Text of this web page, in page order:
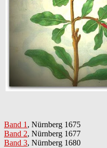
Band 1 , Nürnberg 1675
Band 2, Nürnberg 1677
Band 3, Nürnberg 1680